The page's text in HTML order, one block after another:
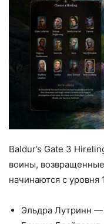
Baldur’s Gate 3
воины,
начинаются с уровня
Эльдра Лутринн —